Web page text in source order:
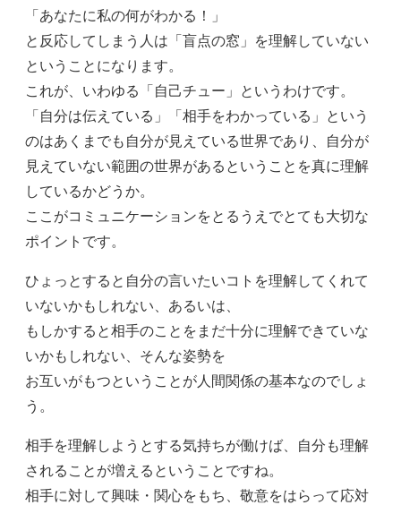
「あなたに私の何がわかる！」
と反応してしまう人は「盲点の窓」を理解していない
ということになります。
これが、いわゆる「自己チュー」というわけです。
「自分は伝えている」「相手をわかっている」という
のはあくまでも自分が見えている世界であり、自分が
見えていない範囲の世界があるということを真に理解
しているかどうか。
ここがコミュニケーションをとるうえでとても大切な
ポイントです。
ひょっとすると自分の言いたいコトを理解してくれて
いないかもしれない、あるいは、
もしかすると相手のことをまだ十分に理解できていな
いかもしれない、そんな姿勢を
お互いがもつということが人間関係の基本なのでしょ
う。
相手を理解しようとする気持ちが働けば、自分も理解
されることが増えるということですね。
相手に対して興味・関心をもち、敬意をはらって応対